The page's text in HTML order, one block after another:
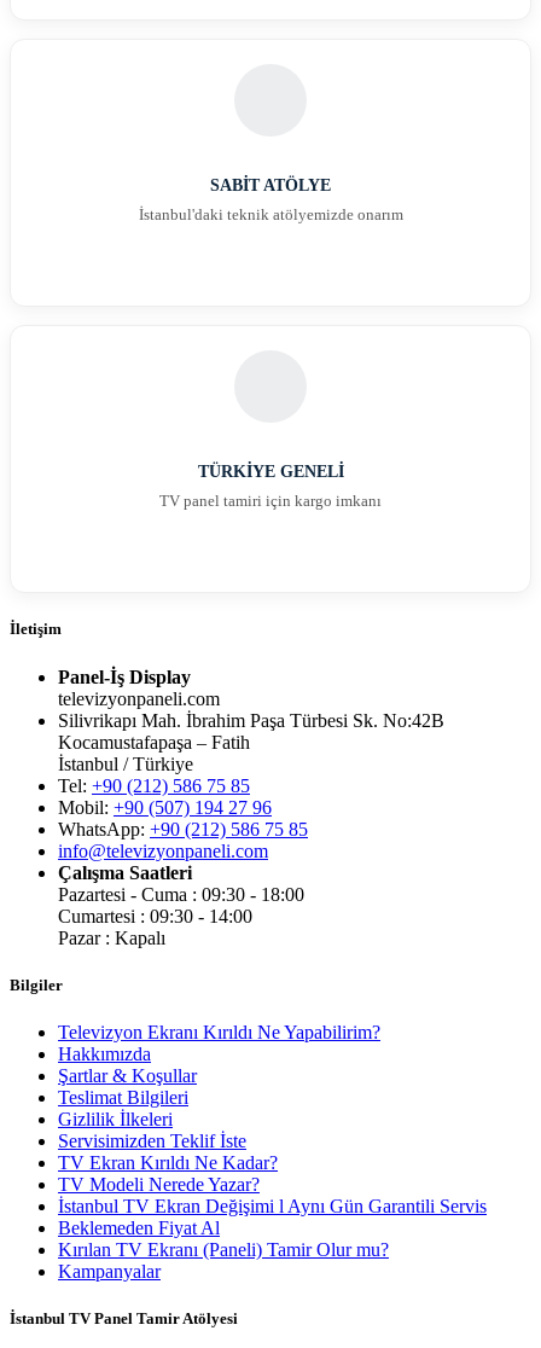
SABİT ATÖLYE
İstanbul'daki teknik atölyemizde onarım
TÜRKİYE GENELİ
TV panel tamiri için kargo imkanı
İletişim
Panel-İş Display
televizyonpaneli.com
Silivrikapı Mah. İbrahim Paşa Türbesi Sk. No:42B
Kocamustafapaşa – Fatih
İstanbul / Türkiye
Tel: +90 (212) 586 75 85
Mobil: +90 (507) 194 27 96
WhatsApp: +90 (212) 586 75 85
info@televizyonpaneli.com
Çalışma Saatleri
Pazartesi - Cuma : 09:30 - 18:00
Cumartesi : 09:30 - 14:00
Pazar : Kapalı
Bilgiler
Televizyon Ekranı Kırıldı Ne Yapabilirim?
Hakkımızda
Şartlar & Koşullar
Teslimat Bilgileri
Gizlilik İlkeleri
Servisimizden Teklif İste
TV Ekran Kırıldı Ne Kadar?
TV Modeli Nerede Yazar?
İstanbul TV Ekran Değişimi l Aynı Gün Garantili Servis
Beklemeden Fiyat Al
Kırılan TV Ekranı (Paneli) Tamir Olur mu?
Kampanyalar
İstanbul TV Panel Tamir Atölyesi